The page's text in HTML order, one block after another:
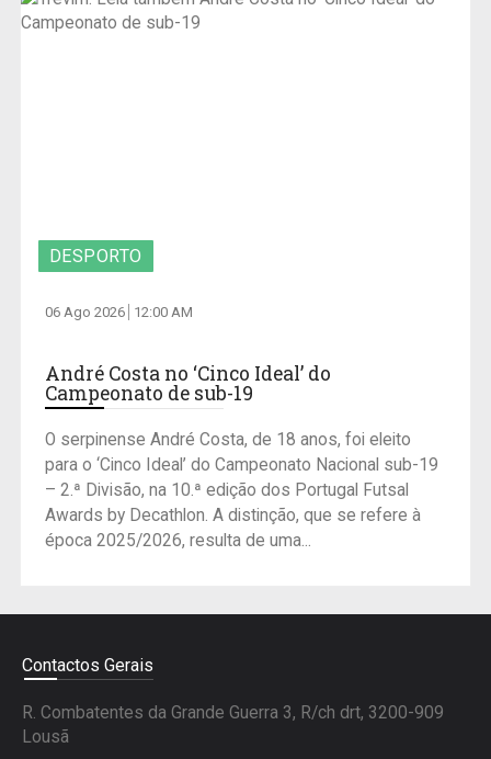
DESPORTO
06 Ago 2026 12:00 AM
André Costa no ‘Cinco Ideal’ do
Campeonato de sub-19
O serpinense André Costa, de 18 anos, foi eleito
para o ‘Cinco Ideal’ do Campeonato Nacional sub-19
– 2.ª Divisão, na 10.ª edição dos Portugal Futsal
Awards by Decathlon. A distinção, que se refere à
época 2025/2026, resulta de uma...
Contactos Gerais
R. Combatentes da Grande Guerra 3, R/ch drt, 3200-909
Lousã